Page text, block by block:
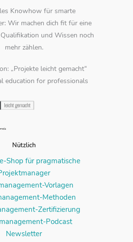
Knowhow für smarte
Wir machen dich fit für eine
und Wissen noch
mehr zählen.
„Projekte leicht gemacht“
education for professionals
Nützlich
Shop für pragmatische
Vorlagen
Methoden
Zertifizierung
Podcast
Newsletter